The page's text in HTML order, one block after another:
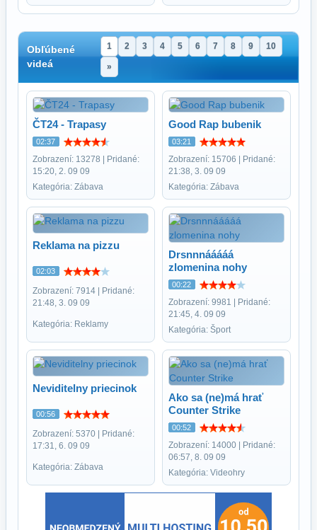
Obľúbené
videá
1 2 3 4 5 6 7 8 9 10
»
ČT24 - Trapasy
02:37
Zobrazení: 13278 | Pridané:
15:20, 2. 09 09
Kategória: Zábava
Good Rap bubenik
03:21
Zobrazení: 15706 | Pridané:
21:38, 3. 09 09
Kategória: Zábava
Reklama na pizzu
02:03
Zobrazení: 7914 | Pridané:
21:48, 3. 09 09
Kategória: Reklamy
Drsnnnááááá
zlomenina nohy
00:22
Zobrazení: 9981 | Pridané:
21:45, 4. 09 09
Kategória: Šport
Neviditelny priecinok
00:56
Zobrazení: 5370 | Pridané:
17:31, 6. 09 09
Kategória: Zábava
Ako sa (ne)má hrať
Counter Strike
00:52
Zobrazení: 14000 | Pridané:
06:57, 8. 09 09
Kategória: Videohry